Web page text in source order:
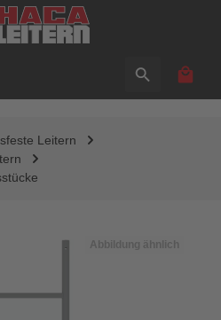
Leitern
Abbildung ähnlich